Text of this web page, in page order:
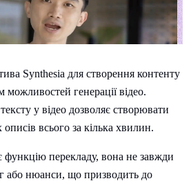
Synthesia для створення контенту
можливостей генерації відео.
у відео дозволяє створювати
описів всього за кілька хвилин.
перекладу, вона не завжди
або нюанси, що призводить до